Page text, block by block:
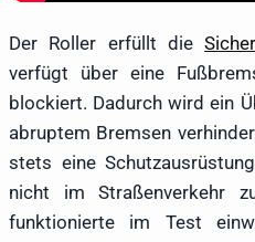
Der Roller erfüllt die
verfügt über eine
blockiert. Dadurch wird ein
abruptem Bremsen
stets eine
nicht im Straßenverkehr
funktionierte im Test